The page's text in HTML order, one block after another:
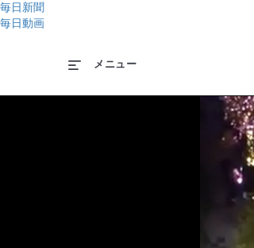
毎日新聞
毎日動画
メニュー